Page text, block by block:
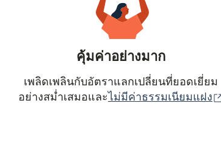
คุ้มค่าอย่างมาก
เพลิดเพลินกับอัตราแลกเปลี่ยนที่ยอดเยี่ยม
อย่างสม่ำเสมอและ ไม่มีค่าธรรมเนียมแฝง